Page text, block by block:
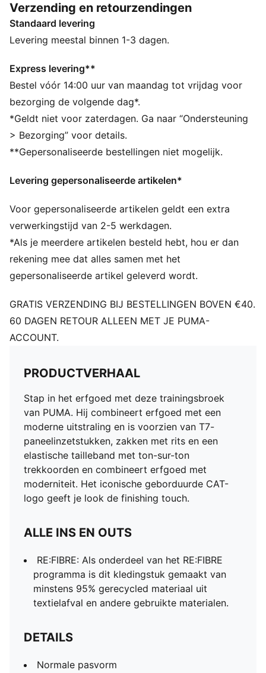
moderniteit. Het iconische geborduurde CAT-logo
geeft je look de finishing touch.
ALLE INS EN OUTS
is dit kledingstuk gemaakt van minstens 95%
gerecycled materiaal uit textielafval en andere
gebruikte materialen.
DETAILS
Normale pasvorm
Tricot
Normale lengte
Zijzak
kinderen tussen 8 en 16 jaar
Verzending en retourzendingen
Standaard levering
Levering meestal binnen 1-3 dagen.
Express levering**
Bestel vóór 14:00 uur van maandag tot vrijdag voor
bezorging de volgende dag*.
*Geldt niet voor zaterdagen. Ga naar “Ondersteuning
> Bezorging” voor details.
**Gepersonaliseerde bestellingen niet mogelijk.
Levering gepersonaliseerde artikelen*
Voor gepersonaliseerde artikelen geldt een extra
verwerkingstijd van 2-5 werkdagen.
*Als je meerdere artikelen besteld hebt, hou er dan
rekening mee dat alles samen met het
gepersonaliseerde artikel geleverd wordt.
GRATIS VERZENDING BIJ BESTELLINGEN BOVEN €40.
60 DAGEN RETOUR ALLEEN MET JE PUMA-
ACCOUNT.
PRODUCTVERHAAL
Stap in het erfgoed met deze trainingsbroek
van PUMA. Hij combineert erfgoed met een
moderne uitstraling en is voorzien van T7-
paneelinzetstukken, zakken met rits en een
elastische tailleband met ton-sur-ton
trekkoorden en combineert erfgoed met
moderniteit. Het iconische geborduurde CAT-
logo geeft je look de finishing touch.
ALLE INS EN OUTS
RE:FIBRE: Als onderdeel van het RE:FIBRE
programma is dit kledingstuk gemaakt van
minstens 95% gerecycled materiaal uit
textielafval en andere gebruikte materialen.
DETAILS
Normale pasvorm